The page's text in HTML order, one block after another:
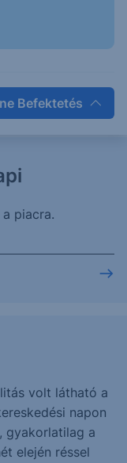
Befektetés
az árfolyamot.
piacra.
volt látható a
napon
gyakorlatilag a
elején réssel